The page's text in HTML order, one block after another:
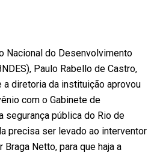
Nacional do Desenvolvimento
Paulo Rabello de Castro,
a diretoria da instituição aprovou
com o Gabinete de
segurança pública do Rio de
precisa ser levado ao interventor
Netto, para que haja a